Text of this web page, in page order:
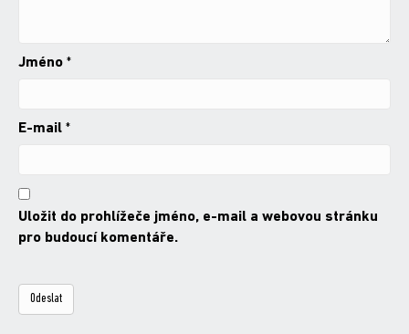
Jméno *
E-mail *
Uložit do prohlížeče jméno, e-mail a webovou stránku
pro budoucí komentáře.